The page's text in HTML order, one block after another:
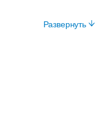
Развернуть